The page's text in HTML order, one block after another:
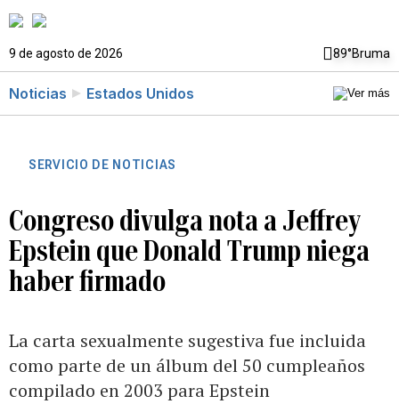
9 de agosto de 2026 89°Bruma
Noticias Estados Unidos
SERVICIO DE NOTICIAS
Congreso divulga nota a Jeffrey
Epstein que Donald Trump niega
haber firmado
La carta sexualmente sugestiva fue incluida
como parte de un álbum del 50 cumpleaños
compilado en 2003 para Epstein